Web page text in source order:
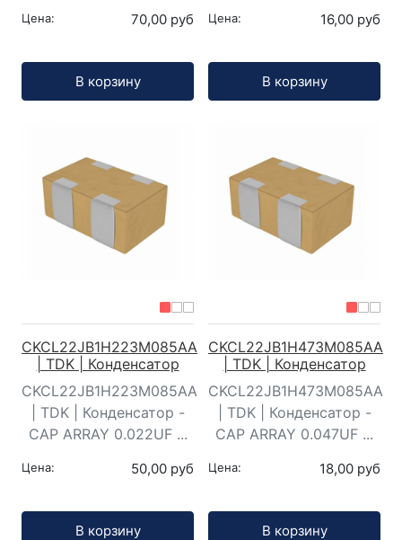
Цена: 70,00 руб
В корзину
Цена: 16,00 руб
В корзину
CKCL22JB1H223M085AA
| TDK | Конденсатор
CKCL22JB1H223M085AA
| TDK | Конденсатор -
CAP ARRAY 0.022UF ...
Цена: 50,00 руб
В корзину
CKCL22JB1H473M085AA
| TDK | Конденсатор
CKCL22JB1H473M085AA
| TDK | Конденсатор -
CAP ARRAY 0.047UF ...
Цена: 18,00 руб
В корзину